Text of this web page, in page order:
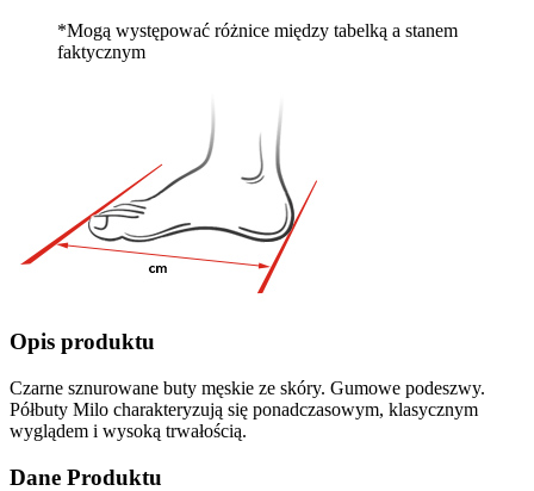
*Mogą występować różnice między tabelką a stanem
faktycznym
Opis produktu
Czarne sznurowane buty męskie ze skóry. Gumowe podeszwy.
Półbuty Milo charakteryzują się ponadczasowym, klasycznym
wyglądem i wysoką trwałością.
Dane Produktu